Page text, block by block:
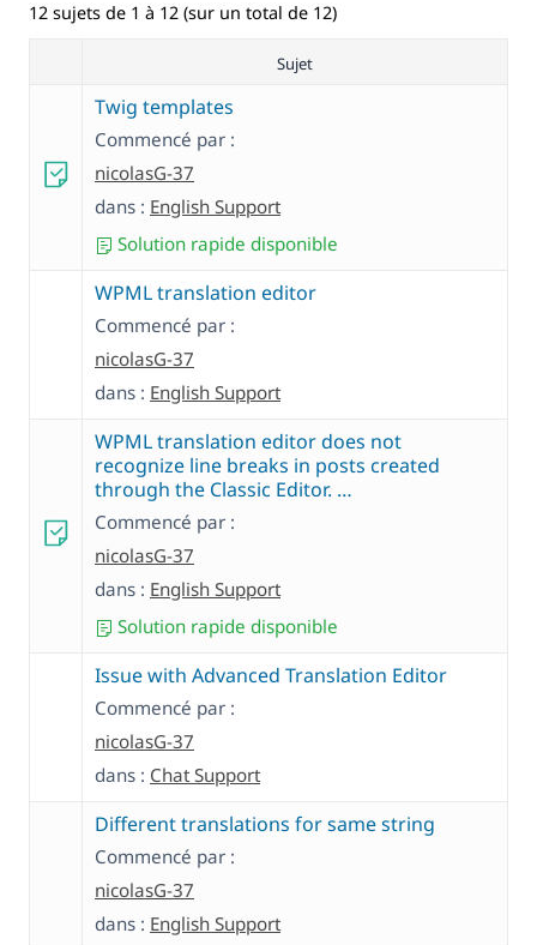
12 sujets de 1 à 12 (sur un total de 12)
Sujet
Twig templates
Commencé par :
nicolasG-37
dans : English Support
Solution rapide disponible
WPML translation editor
Commencé par :
nicolasG-37
dans : English Support
WPML translation editor does not
recognize line breaks in posts created
through the Classic Editor. …
Commencé par :
nicolasG-37
dans : English Support
Solution rapide disponible
Issue with Advanced Translation Editor
Commencé par :
nicolasG-37
dans : Chat Support
Different translations for same string
Commencé par :
nicolasG-37
dans : English Support